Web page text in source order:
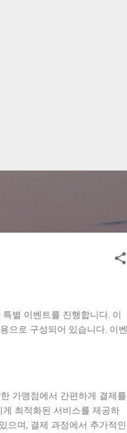
별 이벤트를 진행합니다. 이
으로 구성되어 있습니다. 이벤
가맹점에서 간편하게 결제를
최적화된 서비스를 제공하
으며, 결제 과정에서 추가적인